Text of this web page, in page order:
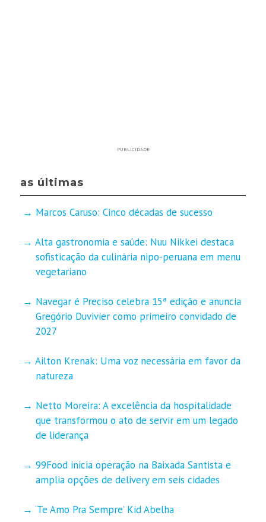
PUBLICIDADE
as últimas
Marcos Caruso: Cinco décadas de sucesso
Alta gastronomia e saúde: Nuu Nikkei destaca
sofisticação da culinária nipo-peruana em menu
vegetariano
Navegar é Preciso celebra 15ª edição e anuncia
Gregório Duvivier como primeiro convidado de
2027
Ailton Krenak: Uma voz necessária em favor da
natureza
Netto Moreira: A excelência da hospitalidade
que transformou o ato de servir em um legado
de liderança
99Food inicia operação na Baixada Santista e
amplia opções de delivery em seis cidades
‘Te Amo Pra Sempre’ Kid Abelha